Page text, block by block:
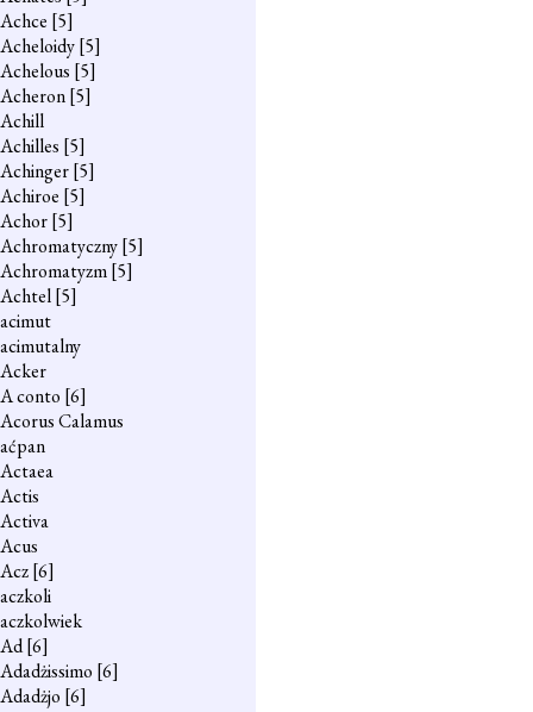
Achce [5]
Acheloidy[5]
Achelous [5]
Acheron[5]
Achill
Achilles [5]
Achinger[5]
Achiroe [5]
Achor[5]
Achromatyczny[5]
Achromatyzm[5]
Achtel[5]
acimut
acimutalny
Acker
A conto [6]
Acorus Calamus
aćpan
Actaea
Actis
Activa
Acus
Acz[6]
aczkoli
aczkolwiek
Ad[6]
Adadżissimo [6]
Adadżjo [6]